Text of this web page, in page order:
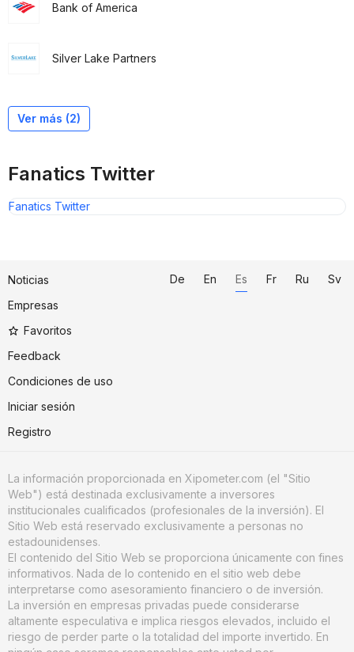
Bank of America
Silver Lake Partners
Ver más (2)
Fanatics Twitter
Fanatics Twitter
Noticias
Empresas
Favoritos
Feedback
Condiciones de uso
Iniciar sesión
Registro
De En Es Fr Ru Sv
La información proporcionada en Xipometer.com (el "Sitio
Web") está destinada exclusivamente a inversores
institucionales cualificados (profesionales de la inversión). El
Sitio Web está reservado exclusivamente a personas no
estadounidenses.
El contenido del Sitio Web se proporciona únicamente con fines
informativos. Nada de lo contenido en el sitio web debe
interpretarse como asesoramiento financiero o de inversión.
La inversión en empresas privadas puede considerarse
altamente especulativa e implica riesgos elevados, incluido el
riesgo de perder parte o la totalidad del importe invertido. En